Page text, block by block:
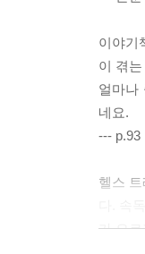
감정
과장
아이
답정너
여유와
것도
이와
멀어지
이야기
이 겪
얼마나
네요.
--- p.93
헬스
가 오